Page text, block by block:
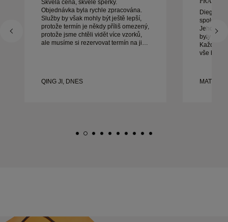
Skvělá cena, skvělé šperky.
Objednávka byla rychle zpracována.
Služby by však mohly být ještě lepší,
protože termín je někdy příliš omezený,
protože jsme chtěli vidět více vzorků,
ale musíme si rezervovat termín na jiný
QING JI, DNES
Diego byl
Jeho
byly
Každý
vše bylo
krásné,
prsteny.